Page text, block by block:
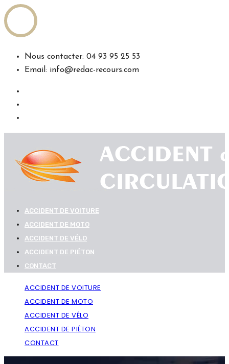
Nous contacter: 04 93 95 25 53
Email: info@redac-recours.com
ACCIDENT DE VOITURE
ACCIDENT DE MOTO
ACCIDENT DE VÉLO
ACCIDENT DE PIÉTON
CONTACT
ACCIDENT DE VOITURE
ACCIDENT DE MOTO
ACCIDENT DE VÉLO
ACCIDENT DE PIÉTON
CONTACT